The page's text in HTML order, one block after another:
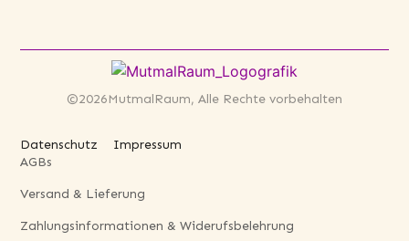
©2026MutmalRaum, Alle Rechte vorbehalten
Datenschutz
Impressum
AGBs
Versand & Lieferung
Zahlungsinformationen & Widerufsbelehrung